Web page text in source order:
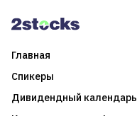
Главная
Спикеры
Дивидендный календарь